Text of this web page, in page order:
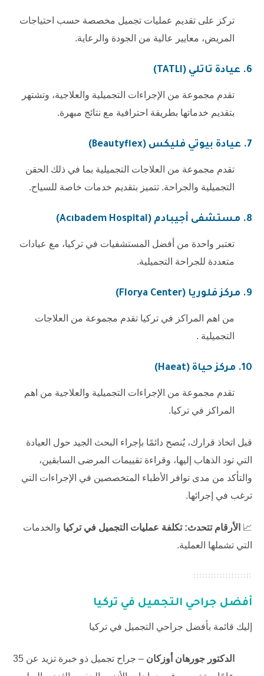
تركز على تقديم عمليات تجميل مخصصة حسب احتياجات
المريض، معايير عالية من الجودة والرعاية.
6. عيادة تاتلي (TATLI)
تقدم مجموعة من الإجراءات التجميلية والعلاجية، وتشتهر
بتقديم خدماتها بطريقة احترافية مع نتائج مبهرة.
7. عيادة بيوتي فليكس (Beautyflex)
تقدم مجموعة من العلاجات التجميلية بما في ذلك الحقن
التجميلية والجراحة. تتميز بتقديم خدمات خاصة للسياح.
8. مستشفى أجيبادم (Acıbadem Hospital)
تعتبر واحدة من أفضل المستشفيات في تركيا، مع عيادات
متعددة للجراحة التجميلية.
9. مركز فلوريا (Florya Center)
من اهم المراكز في تركيا تقدم مجموعة من العلاجات
التجميلية .
10. مركز حياة (Haeat)
تقدم مجموعة من الإجراءات التجميلية والعلاجية من اهم
المراكز في تركيا.
قبل اتخاذ قرارك، يُنصح دائمًا بإجراء البحث الجيد حول العيادة
التي تود الذهاب إليها، وقراءة تقييمات المرضى السابقين،
والتأكد من مدى توافر الأطباء المتخصصين في الإجراءات التي
ترغب في إجرائها.
📈 الأرقام تتحدث: تكلفة عمليات التجميل في تركيا والخدمات
التي تشملها العملية.
أفضل جراحي التجميل في تركيا
إليك قائمة بأفضل جراحي التجميل في تركيا
الدكتور جورهان أوزكان
– جراح تجميل ذو خبرة تزيد عن 35